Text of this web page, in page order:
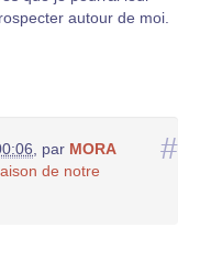
autour de moi.
#
par MORA
de notre